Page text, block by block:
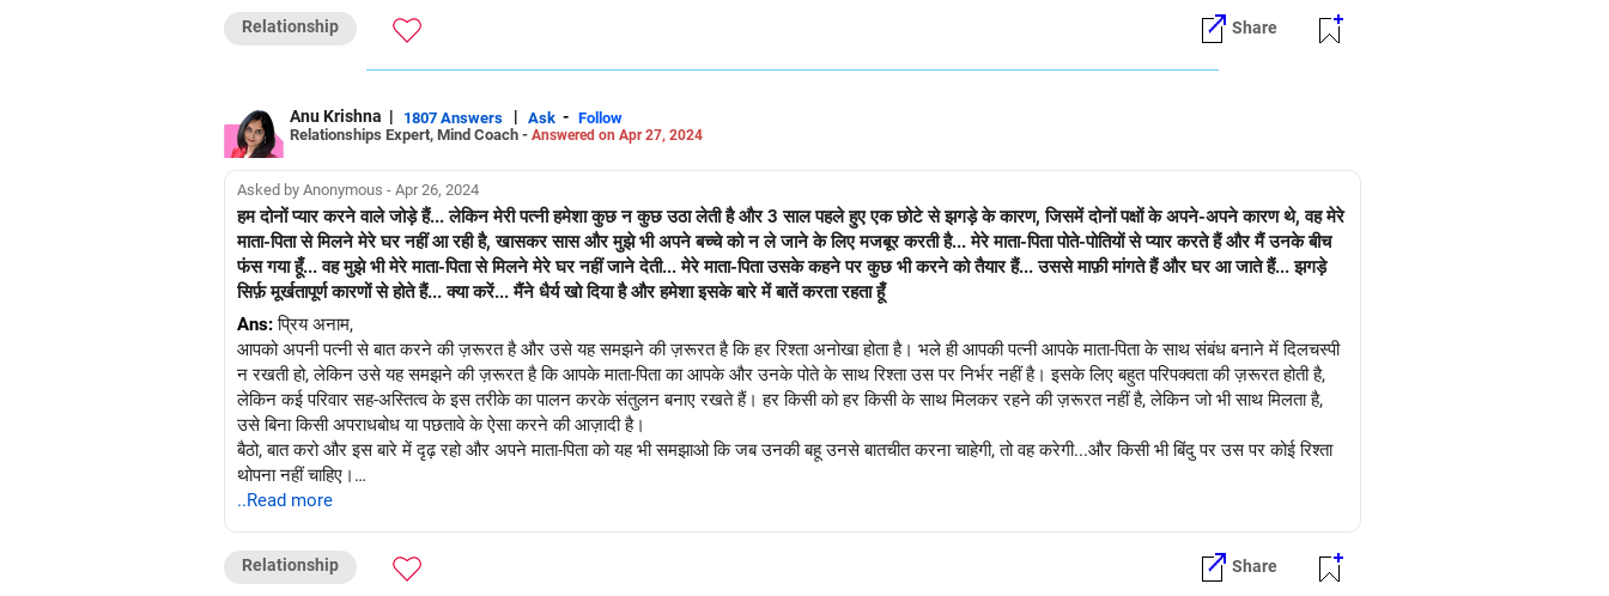
अपने जीवनसाथी को प्राथमिकता दें: जब आपके निकटतम परिवार की बात आती है तो आपका जीवनसाथी आपकी प्राथमिक चिंता होनी चाहिए। सुनिश्चित करें कि आपकी पत्नी जानती है
कि आप उसका समर्थन करते हैं और उसकी चिंताओं को गंभीरता से ले रहे हैं।
समय और धैर्य: पारिवारिक विवादों को सुलझाने में समय लग सकता है। रिश्तों को सुधारने के अपने प्रयासों में धैर्य रखें और लगातार बने रहें।
आत्म-चिंतन: स्थिति में अपनी भूमिका पर विचार करें और सुनिश्चित करें कि आप अनजाने में संघर्षों में योगदान नहीं दे रहे हैं। कभी-कभी, आपके व्यवहार में छोटे-छोटे बदलाव बड़ा बदलाव
ला सकते हैं।
अलग सीमाएँ स्थापित करें: यदि आवश्यक हो, तो आप सीमाएँ निर्धारित करने पर विचार कर सकते हैं जिसमें आपकी माँ और पति या पत्नी को अलग रखना शामिल है यदि वे शांतिपूर्वक सह-
अस्तित्व में नहीं रह सकते हैं।
याद रखें, संतुलन बनाना और अपने जीवनसाथी और निकटतम परिवार को प्राथमिकता देना महत्वपूर्ण है। हालाँकि अपनी माँ के साथ रिश्ता बनाए रखना महत्वपूर्ण है, लेकिन आपका
वैवाहिक रिश्ता पहले आना चाहिए। यदि स्थिति में सुधार नहीं होता है तो पेशेवर मदद लें, क्योंकि एक चिकित्सक आपकी विशिष्ट परिस्थितियों के अनुरूप मार्गदर्शन प्रदान कर सकता है।
Relationship Share
Anu Krishna | 1807 Answers | Ask - Follow
Relationships Expert, Mind Coach - Answered on Apr 27, 2024
Asked by Anonymous - Apr 26, 2024
हम दोनों प्यार करने वाले जोड़े हैं... लेकिन मेरी पत्नी हमेशा कुछ न कुछ उठा लेती है और 3 साल पहले हुए एक छोटे से झगड़े के कारण, जिसमें दोनों पक्षों के अपने-अपने कारण थे, वह मेरे
माता-पिता से मिलने मेरे घर नहीं आ रही है, खासकर सास और मुझे भी अपने बच्चे को न ले जाने के लिए मजबूर करती है... मेरे माता-पिता पोते-पोतियों से प्यार करते हैं और मैं उनके बीच
फंस गया हूँ... वह मुझे भी मेरे माता-पिता से मिलने मेरे घर नहीं जाने देती... मेरे माता-पिता उसके कहने पर कुछ भी करने को तैयार हैं... उससे माफ़ी मांगते हैं और घर आ जाते हैं... झगड़े
सिर्फ़ मूर्खतापूर्ण कारणों से होते हैं... क्या करें... मैंने धैर्य खो दिया है और हमेशा इसके बारे में बातें करता रहता हूँ
Ans:प्रिय अनाम,
आपको अपनी पत्नी से बात करने की ज़रूरत है और उसे यह समझने की ज़रूरत है कि हर रिश्ता अनोखा होता है। भले ही आपकी पत्नी आपके माता-पिता के साथ संबंध बनाने में दिलचस्पी
न रखती हो, लेकिन उसे यह समझने की ज़रूरत है कि आपके माता-पिता का आपके और उनके पोते के साथ रिश्ता उस पर निर्भर नहीं है। इसके लिए बहुत परिपक्वता की ज़रूरत होती है,
लेकिन कई परिवार सह-अस्तित्व के इस तरीके का पालन करके संतुलन बनाए रखते हैं। हर किसी को हर किसी के साथ मिलकर रहने की ज़रूरत नहीं है, लेकिन जो भी साथ मिलता है,
उसे बिना किसी अपराधबोध या पछतावे के ऐसा करने की आज़ादी है।
बैठो, बात करो और इस बारे में दृढ़ रहो और अपने माता-पिता को यह भी समझाओ कि जब उनकी बहू उनसे बातचीत करना चाहेगी, तो वह करेगी...और किसी भी बिंदु पर उस पर कोई रिश्ता
थोपना नहीं चाहिए।
रिश्तों को सुधारने का सबसे अच्छा तरीका है कि उन्हें बस रहने दें...
..Read more
Relationship Share